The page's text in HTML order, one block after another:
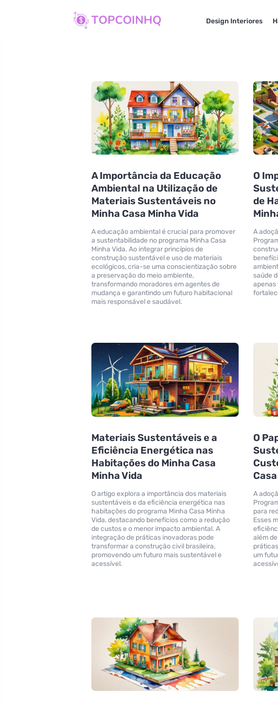
Design Interiores
A Importância da Educação
Ambiental na Utilização de
Materiais Sustentáveis no
Minha Casa Minha Vida
A educação ambiental é crucial para promover
a sustentabilidade no programa Minha Casa
Minha Vida. Ao integrar princípios de
construção sustentável e uso de materiais
ecológicos, cria-se uma conscientização sobre
a preservação do meio ambiente,
transformando moradores em agentes de
mudança e garantindo um futuro habitacional
mais responsável e saudável.
O
de
A
saúde
apenas
Materiais Sustentáveis e a
Eficiência Energética nas
Habitações do Minha Casa
Minha Vida
O artigo explora a importância dos materiais
sustentáveis e da eficiência energética nas
habitações do programa Minha Casa Minha
Vida, destacando benefícios como a redução
de custos e o menor impacto ambiental. A
integração de práticas inovadoras pode
transformar a construção civil brasileira,
promovendo um futuro mais sustentável e
acessível.
O
A
para
Esses
além
um